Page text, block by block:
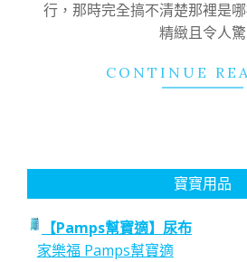
行，那時完全搞不清楚那裡是
精緻且令人驚
CONTINUE
寶寶用品
【Pamps幫寶適】尿布
家樂福 Pamps幫寶適